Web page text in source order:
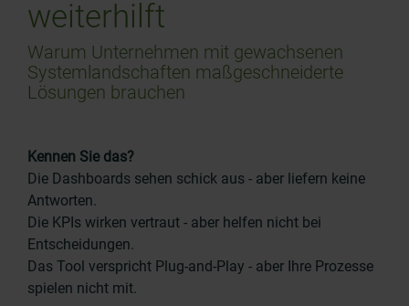
weiterhilft
Warum Unternehmen mit gewachsenen
Systemlandschaften maßgeschneiderte
Lösungen brauchen
Kennen Sie das?
Die Dashboards sehen schick aus - aber liefern keine
Antworten.
Die KPIs wirken vertraut - aber helfen nicht bei
Entscheidungen.
Das Tool verspricht Plug-and-Play - aber Ihre Prozesse
spielen nicht mit.